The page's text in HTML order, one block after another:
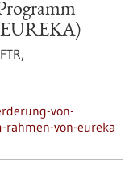
von-
von-eureka